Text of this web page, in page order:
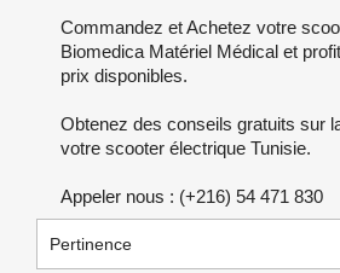
Commandez et Achetez votre
Biomedica Matériel Médical et
prix disponibles.
Obtenez des conseils gratuits sur
votre scooter électrique Tunisie.
Appeler nous : (+216) 54 471 830
Pertinence